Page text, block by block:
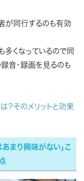
が同行するのも有効
多くなっているので同
音・録画を見るのも
？そのメリットと効果
まり興味がない」こ